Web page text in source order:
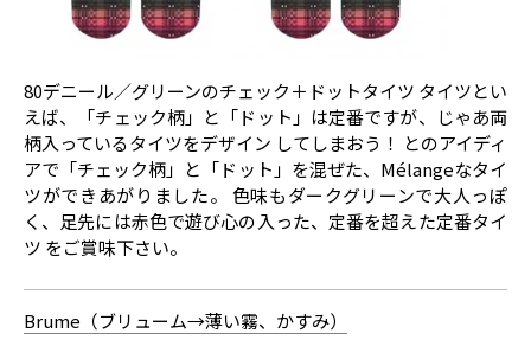
80デニール／グリーンのチェック＋ドットタイツ タイツとい
えば、「チェック柄」と「ドット」は定番ですが、じゃあ両
柄入っているタイツをデザイン してしまおう！ とのアイディ
アで「チェック柄」と「ドット」を混ぜた、Mélangeなタイ
ツができあがりました。 色味もダークグリーンで大人っぽ
く、足先には赤色で遊び心の入った、定番を超えた定番タイ
ツ をご賞味下さい。
Brume（ブリューム→薄い霧、かすみ）